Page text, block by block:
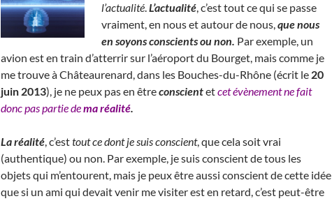
l’actualité.L’actualité, c’est tout ce qui se passe
vraiment, en nous et autour de nous,que nous
en soyons conscients ou non. Par exemple, un
avion est en train d’atterrir sur l’aéroport du Bourget, mais comme je
me trouve à Châteaurenard, dans les Bouches-du-Rhône (écrit le 20
juin 2013), je ne peux pas en êtreconscientetcet évènement ne fait
donc pas partie dema réalité.
La réalité, c’esttout ce dont je suis conscient, que cela soit vrai
(authentique) ou non. Par exemple, je suis conscient de tous les
objets qui m’entourent, mais je peux être aussi conscient de cette idée
que si un ami qui devait venir me visiter est en retard, c’est peut-être